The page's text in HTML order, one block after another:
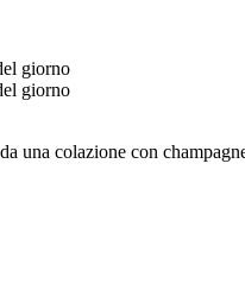
colazione con